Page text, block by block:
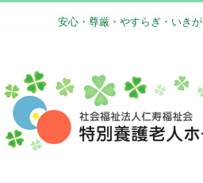
安心・尊厳・やすらぎ・いき